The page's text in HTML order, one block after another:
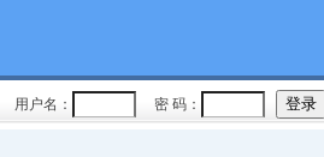
用户名： 密 码：